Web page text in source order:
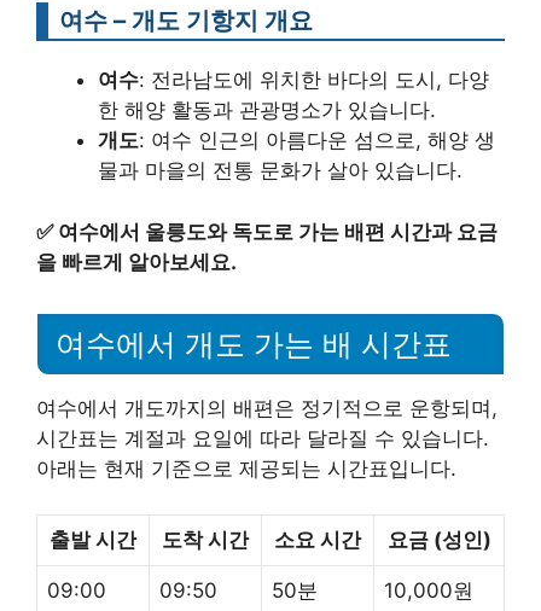
여수 – 개도 기항지 개요
여수: 전라남도에 위치한 바다의 도시, 다양
한 해양 활동과 관광명소가 있습니다.
개도: 여수 인근의 아름다운 섬으로, 해양 생
물과 마을의 전통 문화가 살아 있습니다.
✅ 여수에서 울릉도와 독도로 가는 배편 시간과 요금
을 빠르게 알아보세요.
여수에서 개도 가는 배 시간표
여수에서 개도까지의 배편은 정기적으로 운항되며,
시간표는 계절과 요일에 따라 달라질 수 있습니다.
아래는 현재 기준으로 제공되는 시간표입니다.
출발 시간 도착 시간 소요 시간 요금 (성인)
09:00 09:50 50분 10,000원